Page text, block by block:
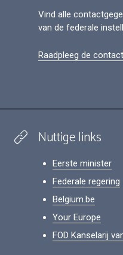
Vind alle
van de federale
Raadpleeg de
Nuttige links
Eerste minister
Federale regering
Belgium.be
Your Europe
FOD Kanselarij